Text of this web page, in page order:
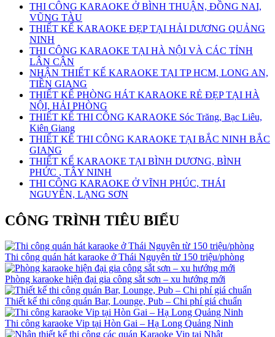
THI CÔNG KARAOKE Ở BÌNH THUẬN, ĐỒNG NAI,
VŨNG TÀU
THIẾT KẾ KARAOKE ĐẸP TẠI HẢI DƯƠNG QUẢNG
NINH
THI CÔNG KARAOKE TẠI HÀ NỘI VÀ CÁC TỈNH
LÂN CẬN
NHẬN THIẾT KẾ KARAOKE TẠI TP HCM, LONG AN,
TIỀN GIANG
THIẾT KẾ PHÒNG HÁT KARAOKE RẺ ĐẸP TẠI HÀ
NỘI, HẢI PHÒNG
THIẾT KẾ THI CÔNG KARAOKE Sóc Trăng, Bạc Liêu,
Kiên Giang
THIẾT KẾ THI CÔNG KARAOKE TẠI BẮC NINH BẮC
GIANG
THIẾT KẾ KARAOKE TẠI BÌNH DƯƠNG, BÌNH
PHỨC , TÂY NINH
THI CÔNG KARAOKE Ở VĨNH PHÚC, THÁI
NGUYÊN, LẠNG SƠN
CÔNG TRÌNH TIÊU BIỂU
Thi công quán hát karaoke ở Thái Nguyên từ 150 triệu/phòng
Phòng karaoke hiện đại gia công sắt sơn – xu hướng mới
Thiết kế thi công quán Bar, Lounge, Pub – Chi phí giá chuẩn
Thi công karaoke Vip tại Hòn Gai – Hạ Long Quảng Ninh